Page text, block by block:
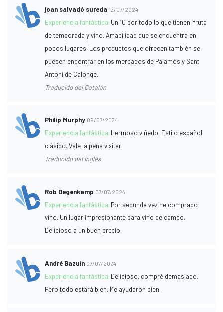
joan salvadó sureda 12/07/2024
Experiencia fantástica: Un 10 por todo lo que tienen, fruta
de temporada y vino. Amabilidad que se encuentra en
pocos lugares. Los productos que ofrecen también se
pueden encontrar en los mercados de Palamós y Sant
Antoni de Calonge.
Traducido del Catalán
Philip Murphy 09/07/2024
Experiencia fantástica: Hermoso viñedo. Estilo español
clásico. Vale la pena visitar.
Traducido del Inglés
Rob Degenkamp 07/07/2024
Experiencia fantástica: Por segunda vez he comprado
vino. Un lugar impresionante para vino de campo.
Delicioso a un buen precio.
André Bazuin 07/07/2024
Experiencia fantástica: Delicioso, compré demasiado.
Pero todo estará bien. Me ayudaron bien.